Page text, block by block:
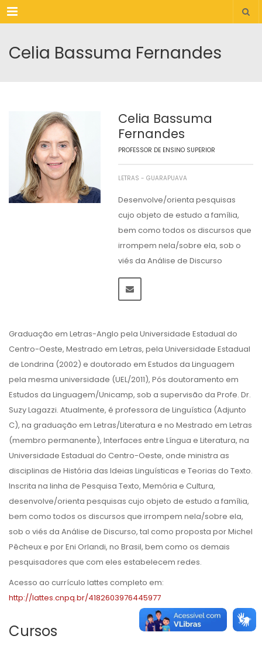
Menu
Celia Bassuma Fernandes
Celia Bassuma
Fernandes
PROFESSOR DE ENSINO SUPERIOR
LETRAS - GUARAPUAVA
Desenvolve/orienta pesquisas
cujo objeto de estudo a família,
bem como todos os discursos que
irrompem nela/sobre ela, sob o
viés da Análise de Discurso
Graduação em Letras-Anglo pela Universidade Estadual do
Centro-Oeste, Mestrado em Letras, pela Universidade Estadual
de Londrina (2002) e doutorado em Estudos da Linguagem
pela mesma universidade (UEL/2011), Pós doutoramento em
Estudos da Linguagem/Unicamp, sob a supervisão da Profe. Dr.
Suzy Lagazzi. Atualmente, é professora de Linguística (Adjunto
C), na graduação em Letras/Literatura e no Mestrado em Letras
(membro permanente), Interfaces entre Língua e Literatura, na
Universidade Estadual do Centro-Oeste, onde ministra as
disciplinas de História das Ideias Linguísticas e Teorias do Texto.
Inscrita na linha de Pesquisa Texto, Memória e Cultura,
desenvolve/orienta pesquisas cujo objeto de estudo a família,
bem como todos os discursos que irrompem nela/sobre ela,
sob o viés da Análise de Discurso, tal como proposta por Michel
Pêcheux e por Eni Orlandi, no Brasil, bem como os demais
pesquisadores que com eles estabelecem redes.
Acesso ao currículo lattes completo em:
http://lattes.cnpq.br/4182603976445977
Cursos